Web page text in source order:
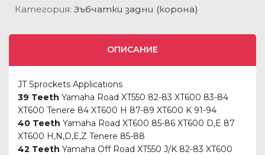
Категория: Зъбчатки задни (корона)
ОПИСАНИЕ
JT Sprockets Applications
39 Teeth Yamaha Road XT550 82-83 XT600 83-84
XT600 Tenere 84 XT600 H 87-89 XT600 K 91-94
40 Teeth Yamaha Road XT600 85-86 XT600 D,E 87
XT600 H,N,D,E,Z Tenere 85-88
42 Teeth Yamaha Off Road XT550 J/K 82-83 XT600